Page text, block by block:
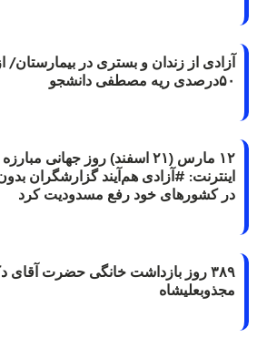
آزادی از زندان و بستری در بیمارستان/
۵۰درصدی ریه مصطفی دانشجو
۱۲ مارس (۲۱ اسفند) روز جهانی
در کشورهای خود رفع مسدودیت کرد
۳۸۹ روز بازداشت خانگی حضرت آقای
مجذوبعلیشاه